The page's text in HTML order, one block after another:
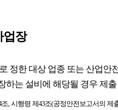
업장
정한 대상 업종 또는 산업안
하는 설비에 해당될 경우 제출
, 시행령 제43조(공정안전보고서의 제